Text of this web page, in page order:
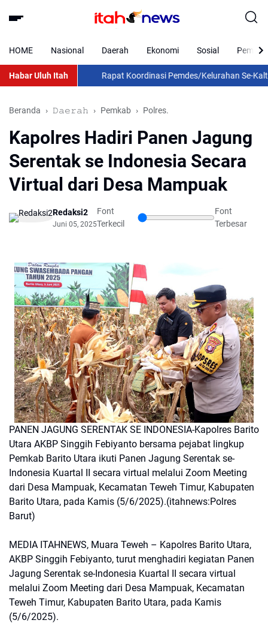
HOME Nasional Daerah Ekonomi Sosial
Habar Uluh Itah Rapat Koordinasi Pemdes/Kelurahan Se-
Beranda 𝙳𝚊𝚎𝚛𝚊𝚑 Pemkab Polres.
Kapolres Hadiri Panen Jagung
Serentak se Indonesia Secara
Virtual dari Desa Mampuak
Redaksi2
Juni 05, 2025
Font
Terkecil
Font
Terbesar
PANEN JAGUNG SERENTAK SE INDONESIA-Kapolres Barito
Utara AKBP Singgih Febiyanto bersama pejabat lingkup
Pemkab Barito Utara ikuti Panen Jagung Serentak se-
Indonesia Kuartal II secara virtual melalui Zoom Meeting
dari Desa Mampuak, Kecamatan Teweh Timur, Kabupaten
Barito Utara, pada Kamis (5/6/2025).(itahnews:Polres
Barut)
MEDIA ITAHNEWS, Muara Teweh – Kapolres Barito Utara,
AKBP Singgih Febiyanto, turut menghadiri kegiatan Panen
Jagung Serentak se-Indonesia Kuartal II secara virtual
melalui Zoom Meeting dari Desa Mampuak, Kecamatan
Teweh Timur, Kabupaten Barito Utara, pada Kamis
(5/6/2025).